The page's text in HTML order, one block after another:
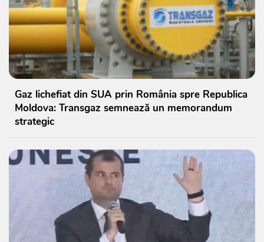
Gaz lichefiat din SUA prin România spre Republica
Moldova: Transgaz semnează un memorandum
strategic